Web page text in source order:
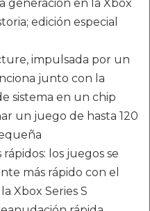
generación en la Xbox
edición especial
impulsada por un
junto con la
sistema en un chip
un juego de hasta 120
los juegos se
más rápido con el
Xbox Series S